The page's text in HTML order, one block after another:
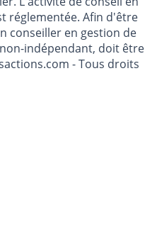
L. 321-1 et D. 321-1
L'activité de conseil en
réglementée. Afin d'être
conseiller en gestion de
indépendant, doit être
- Tous droits